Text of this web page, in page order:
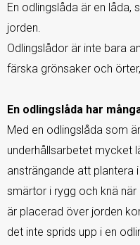
En odlingslåda är en låda,
jorden.
Odlingslådor är inte bara
färska grönsaker och
En odlingslåda har
Med en odlingslåda som
underhållsarbetet mycket
ansträngande att plantera
smärtor i rygg och knä när
är placerad över jorden
det inte sprids upp i en